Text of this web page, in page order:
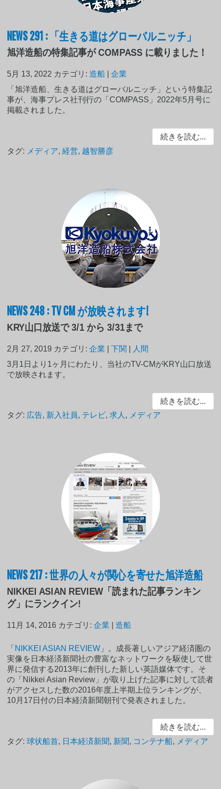
NEWS 291 : 「生きる道はグローバルニッチ」
旭洋造船の特集記事が COMPASS に載りました！
5月 13, 2022 カテゴリ:造船 |企業
「旭洋造船、生きる道はグローバルニッチ」という特集記
事が、海事プレス社刊行の「COMPASS」2022年5月号に
掲載されました。
続きを読む...
タグ: メディア,経営, 越智勝彦
NEWS 248 : TV CM が放映されます!
KRY山口放送で 3/1 から 3/31まで
2月 27, 2019 カテゴリ:企業 |下関
人間
3月1日より1ヶ月にわたり、当社のTV-CMがKRY山口放送
で放映されます。
続きを読む...
タグ: 広告, 新入社員, テレビ,求人 , メディア
NEWS 217 : 世界の人々が関心を寄せた旭洋造船
NIKKEI ASIAN REVIEW「読まれた記事ランキン
グ」にランクイン!
11月 14, 2016 カテゴリ:企業 |造船
「 NIKKEI ASIAN REVIEW 」。成長著しいアジア経済圏の
実像を日本経済新聞社の豊富なネットワークを駆使して世
界に発信する2013年に創刊した新しい英語媒体です。そ
の「Nikkei Asian Review」が取り上げた記事に対して読者
がアクセスした数の2016年度上半期上位ランキングが、
10月17日付の日本経済新聞朝刊で発表されました。
続きを読む...
タグ:球状船首, 日本経済新聞, 新聞, コンテナ船, メディア